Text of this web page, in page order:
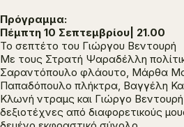
Πρόγραμμα:
Πέμπτη 10 Σεπτεμβρίου| 21.00
Το σεπτέτο του Γιώργου Βεντουρή
Με τους Στρατή Ψαραδέλλη
Σαραντόπουλο φλάουτο, Μάρθα
Παπαδόπουλο πλήκτρα, Βαγγέλη
Κλωνή ντραμς και Γιώργο
δεξιοτέχνες από διαφορετικούς